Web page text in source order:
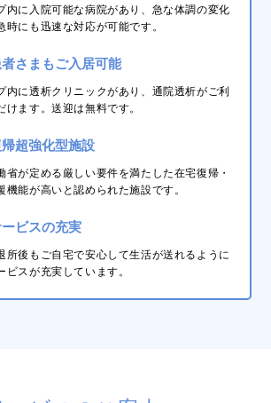
内に入院可能な病院があり、急な体調の変化
時にも迅速な対応が可能です。
さまもご入居可能
内に透析クリニックがあり、通院透析がご利
けます。送迎は無料です。
超強化型施設
省が定める厳しい要件を満たした在宅復帰・
機能が高いと認められた施設です。
ビスの充実
所後もご自宅で安心して生活が送れるように
ビスが充実しています。